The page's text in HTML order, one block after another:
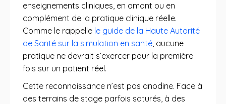
enseignements cliniques, en amont ou en
complément de la pratique clinique réelle.
Comme le rappelle le guide de la Haute Autorité
de Santé sur la simulation en santé, aucune
pratique ne devrait s’exercer pour la première
fois sur un patient réel.
Cette reconnaissance n’est pas anodine. Face à
des terrains de stage parfois saturés, à des